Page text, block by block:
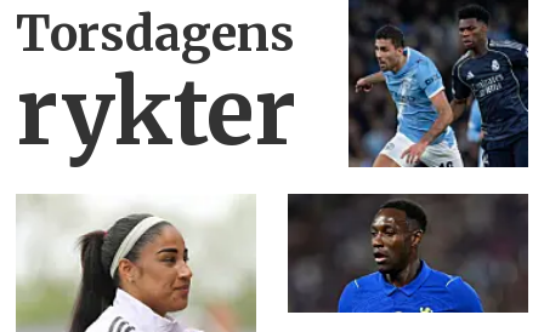
Torsdagens
rykter